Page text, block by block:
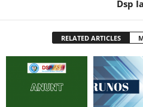
Dsp
RELATED ARTICLES